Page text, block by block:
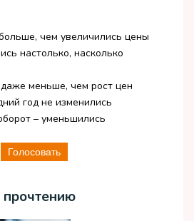
чем увеличились цены
настолько, насколько
меньше, чем рост цен
год не изменились
– уменьшились
Голосовать